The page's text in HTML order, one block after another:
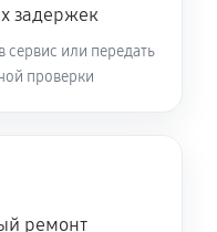
задержек
или передать
проверки
ремонт